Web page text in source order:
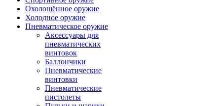
Охолощённое оружие
Холодное оружие
Пневматическое оружие
Аксессуары для
пневматических
винтовок
Баллончики
Пневматические
винтовки
Пневматические
пистолеты